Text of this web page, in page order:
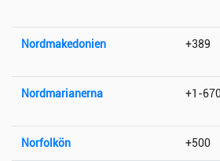
Nordmakedonien +389
Nordmarianerna +1-
Norfolkön +500